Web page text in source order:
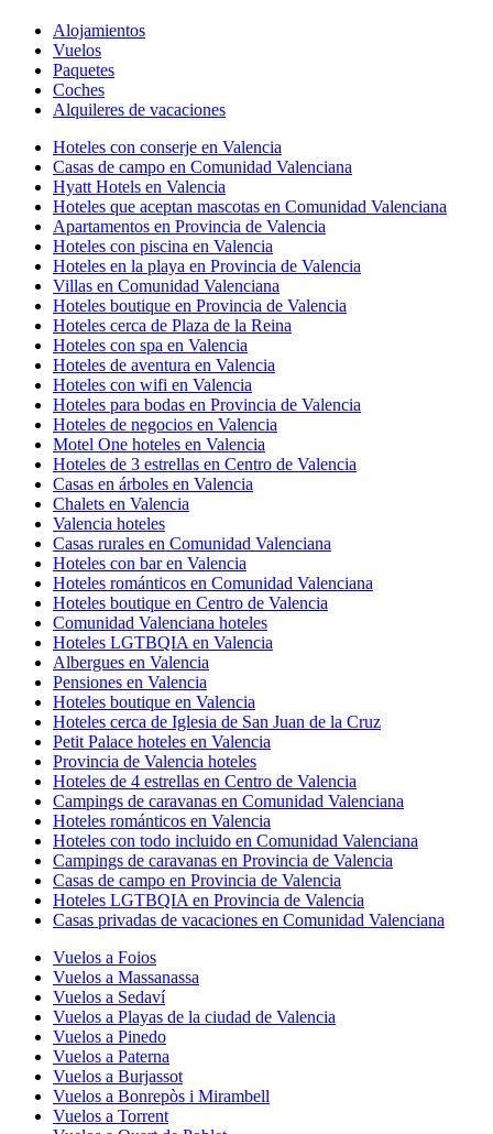
Alojamientos
Vuelos
Paquetes
Coches
Alquileres de vacaciones
Hoteles con conserje en Valencia
Casas de campo en Comunidad Valenciana
Hyatt Hotels en Valencia
Hoteles que aceptan mascotas en Comunidad Valenciana
Apartamentos en Provincia de Valencia
Hoteles con piscina en Valencia
Hoteles en la playa en Provincia de Valencia
Villas en Comunidad Valenciana
Hoteles boutique en Provincia de Valencia
Hoteles cerca de Plaza de la Reina
Hoteles con spa en Valencia
Hoteles de aventura en Valencia
Hoteles con wifi en Valencia
Hoteles para bodas en Provincia de Valencia
Hoteles de negocios en Valencia
Motel One hoteles en Valencia
Hoteles de 3 estrellas en Centro de Valencia
Casas en árboles en Valencia
Chalets en Valencia
Valencia hoteles
Casas rurales en Comunidad Valenciana
Hoteles con bar en Valencia
Hoteles románticos en Comunidad Valenciana
Hoteles boutique en Centro de Valencia
Comunidad Valenciana hoteles
Hoteles LGTBQIA en Valencia
Albergues en Valencia
Pensiones en Valencia
Hoteles boutique en Valencia
Hoteles cerca de Iglesia de San Juan de la Cruz
Petit Palace hoteles en Valencia
Provincia de Valencia hoteles
Hoteles de 4 estrellas en Centro de Valencia
Campings de caravanas en Comunidad Valenciana
Hoteles románticos en Valencia
Hoteles con todo incluido en Comunidad Valenciana
Campings de caravanas en Provincia de Valencia
Casas de campo en Provincia de Valencia
Hoteles LGTBQIA en Provincia de Valencia
Casas privadas de vacaciones en Comunidad Valenciana
Vuelos a Foios
Vuelos a Massanassa
Vuelos a Sedaví
Vuelos a Playas de la ciudad de Valencia
Vuelos a Pinedo
Vuelos a Paterna
Vuelos a Burjassot
Vuelos a Bonrepòs i Mirambell
Vuelos a Torrent